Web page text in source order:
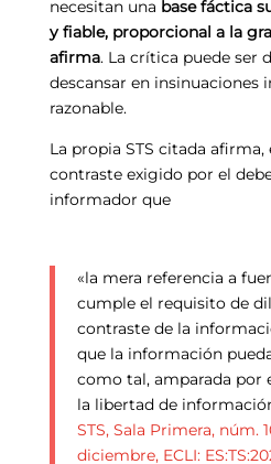
necesitan una base fáctica
y fiable, proporcional a la
afirma. La crítica puede ser
descansar en insinuaciones
razonable.
La propia STS citada afirma,
contraste exigido por el
informador que
«la mera referencia a
cumple el requisito de
contraste de la
que la información
como tal, amparada
la libertad de
STS, Sala Primera, núm.
diciembre, ECLI: